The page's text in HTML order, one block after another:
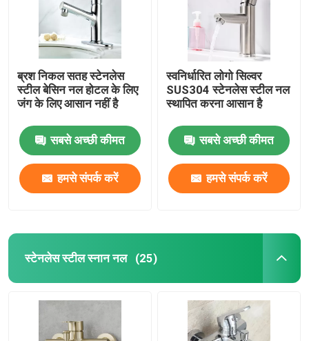
उत्पादों
ब्रश निकल सतह स्टेनलेस
स्टील बेसिन नल होटल के लिए
जंग के लिए आसान नहीं है
सबसे अच्छी कीमत
हमसे संपर्क करें
स्वनिर्धारित लोगो सिल्वर
SUS304 स्टेनलेस स्टील नल
स्थापित करना आसान है
सबसे अच्छी कीमत
हमसे संपर्क करें
स्टेनलेस स्टील स्नान नल (25)